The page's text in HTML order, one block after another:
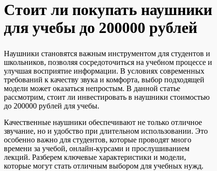
Стоит ли покупать наушники
для учебы до 200000 рублей
Наушники становятся важным инструментом для студентов и
школьников, позволяя сосредоточиться на учебном процессе и
улучшая восприятие информации. В условиях современных
требований к качеству звука и комфорта, выбор подходящей
модели может оказаться непростым. В данной статье
рассмотрим, стоит ли инвестировать в наушники стоимостью
до 200000 рублей для учебы.
Качественные наушники обеспечивают не только отличное
звучание, но и удобство при длительном использовании. Это
особенно важно для студентов, которые проводят много
времени за учебой, онлайн-курсами и прослушиванием
лекций. Разберем ключевые характеристики и модели,
которые могут стать отличным выбором для учебных нужд.